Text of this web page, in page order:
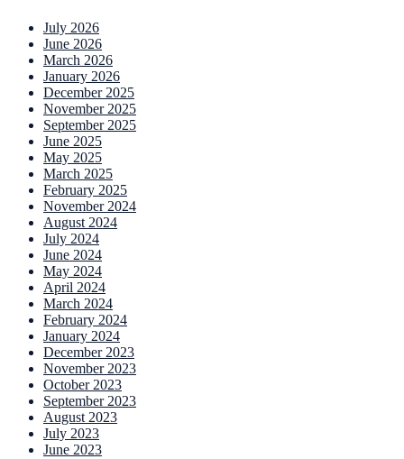
July 2026
June 2026
March 2026
January 2026
December 2025
November 2025
September 2025
June 2025
May 2025
March 2025
February 2025
November 2024
August 2024
July 2024
June 2024
May 2024
April 2024
March 2024
February 2024
January 2024
December 2023
November 2023
October 2023
September 2023
August 2023
July 2023
June 2023